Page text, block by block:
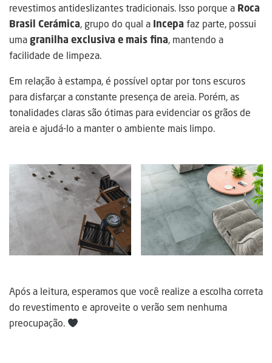
revestimos antideslizantes tradicionais. Isso porque a Roca
Brasil Cerámica, grupo do qual a Incepa faz parte, possui
umagranilha exclusiva e mais fina, mantendo a
facilidade de limpeza.
Em relação à estampa, é possível optar por tons escuros
para disfarçar a constante presença de areia. Porém, as
tonalidades claras são ótimas para evidenciar os grãos de
areia e ajudá-lo a manter o ambiente mais limpo.
Após a leitura, esperamos que você realize a escolha correta
do revestimento e aproveite o verão sem nenhuma
preocupação.